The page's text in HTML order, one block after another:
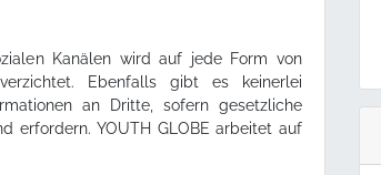
Kanälen wird auf jede Form von
Ebenfalls gibt es keinerlei
an Dritte, sofern gesetzliche
erfordern. YOUTH GLOBE arbeitet auf